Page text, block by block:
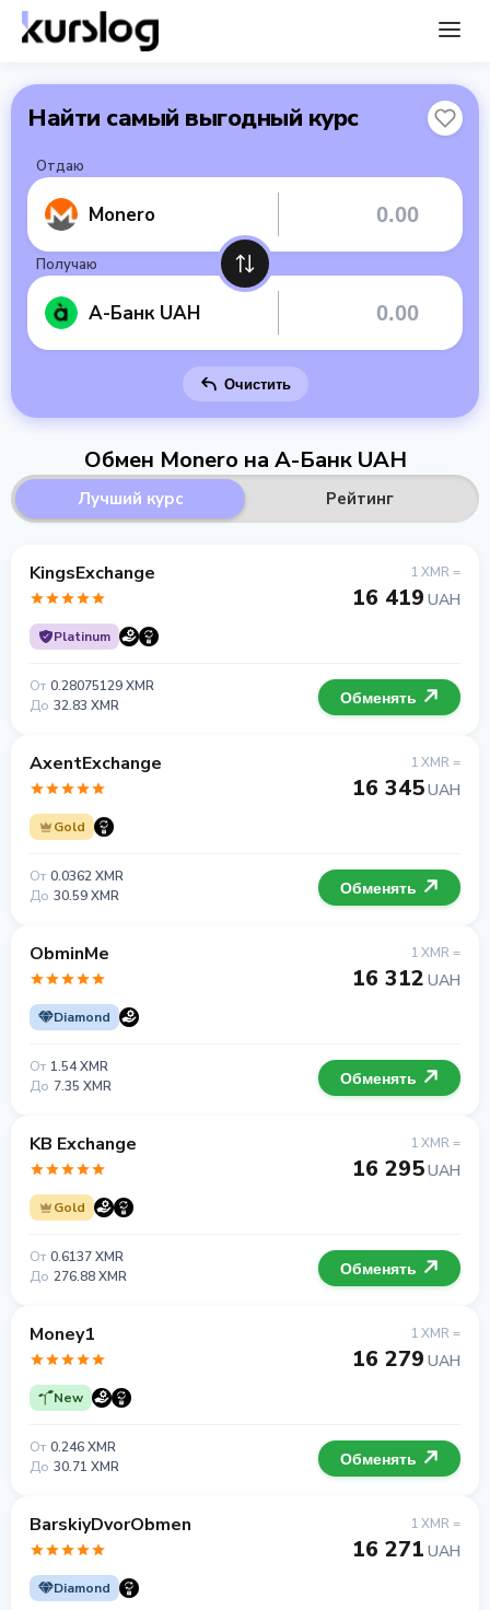
Найти самый выгодный курс
Отдаю
Monero
Получаю
А-Банк UAH
Очистить
Обмен Monero на А-Банк UAH
Лучший курс Рейтинг
KingsExchange
Platinum
1 XMR =
16 419 UAH
От 0.28075129 XMR
До 32.83 XMR Обменять
AxentExchange
Gold
1 XMR =
16 345UAH
От 0.0362 XMR
До 30.59 XMR Обменять
ObminMe
Diamond
1 XMR =
16 312 UAH
От 1.54 XMR
До 7.35 XMR Обменять
KB Exchange
Gold
1 XMR =
16 295UAH
От 0.6137 XMR
До 276.88 XMR Обменять
Money1
New
1 XMR =
16 279 UAH
От 0.246 XMR
До 30.71 XMR Обменять
BarskiyDvorObmen
Diamond
1 XMR =
16 271 UAH